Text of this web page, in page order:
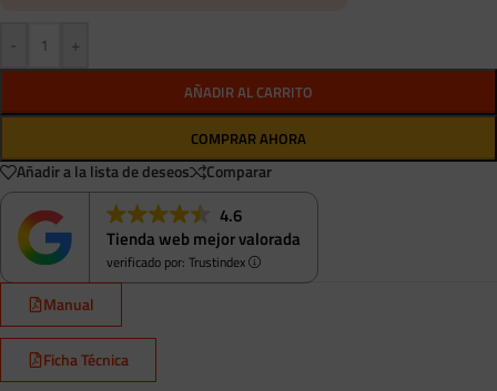
- +
AÑADIR AL CARRITO
COMPRAR AHORA
Añadir a la lista de deseos Comparar
4.6
Tienda web mejor valorada
verificado por: Trustindex
Manual
Ficha Técnica